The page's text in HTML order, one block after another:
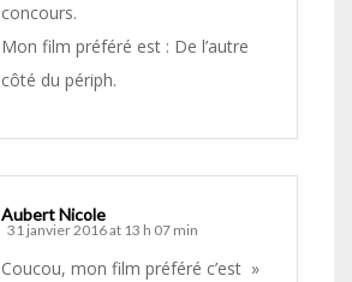
concours.
Mon film préféré est : De l’autre
côté du périph.
Aubert Nicole
31 janvier 2016 at 13 h 07 min
Coucou, mon film préféré c’est »